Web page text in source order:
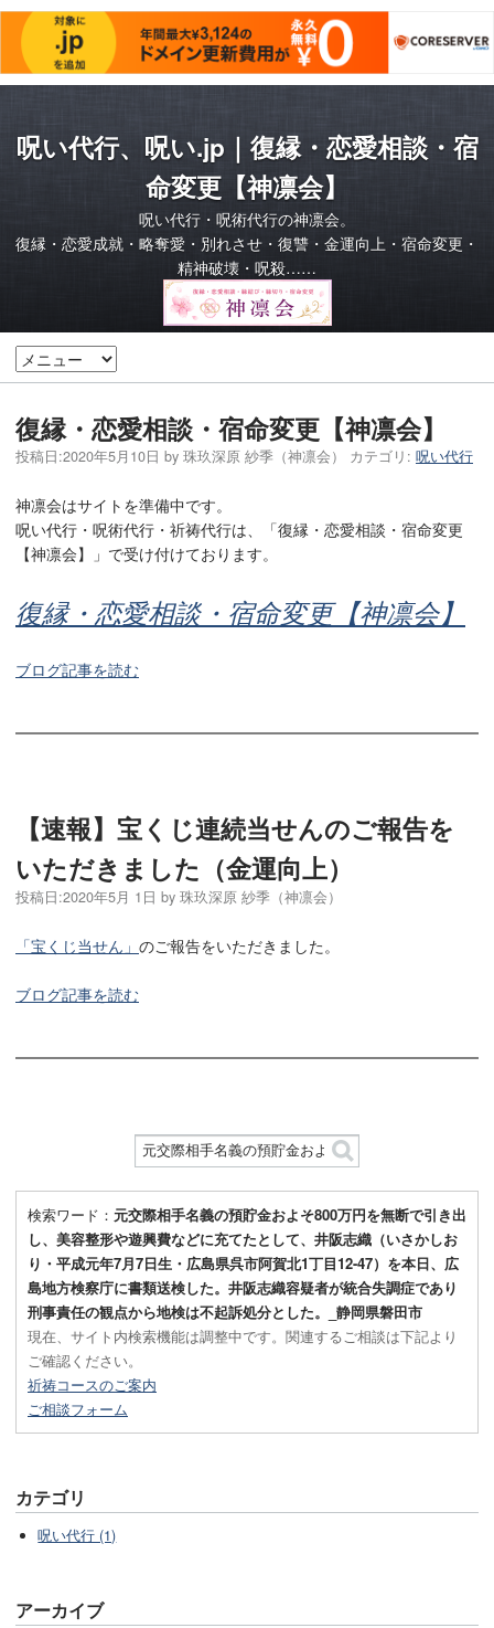
呪い代行、呪い.jp｜復縁・恋愛相談・宿
命変更【神凛会】
呪い代行・呪術代行の神凛会。
復縁・恋愛成就・略奪愛・別れさせ・復讐・金運向上・宿命変更・
精神破壊・呪殺……
復縁・恋愛相談・宿命変更【神凛会】
投稿日:2020年5月10日 by 珠玖深原 紗季（神凛会） カテゴリ: 呪い代行
神凛会はサイトを準備中です。
呪い代行・呪術代行・祈祷代行は、「復縁・恋愛相談・宿命変更
【神凛会】」で受け付けております。
復縁・恋愛相談・宿命変更【神凛会】
ブログ記事を読む
【速報】宝くじ連続当せんのご報告を
いただきました（金運向上）
投稿日:2020年5月 1日 by 珠玖深原 紗季（神凛会）
「宝くじ当せん」 のご報告をいただきました。
ブログ記事を読む
検索ワード： 元交際相手名義の預貯金およそ800万円を無断で引き出
し、美容整形や遊興費などに充てたとして、井阪志織（いさかしお
り・平成元年7月7日生・広島県呉市阿賀北1丁目12-47）を本日、広
島地方検察庁に書類送検した。井阪志織容疑者が統合失調症であり
刑事責任の観点から地検は不起訴処分とした。_静岡県磐田市
現在、サイト内検索機能は調整中です。関連するご相談は下記より
ご確認ください。
祈祷コースのご案内
ご相談フォーム
カテゴリ
呪い代行 (1)
アーカイブ